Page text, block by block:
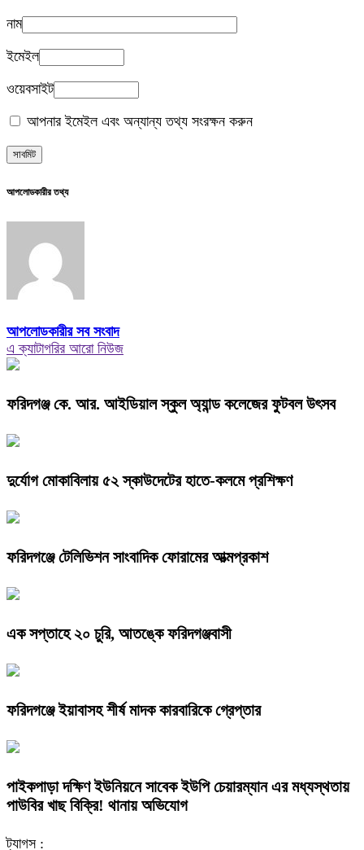
নাম
ইমেইল
ওয়েবসাইট
আপনার ইমেইল এবং অন্যান্য তথ্য সংরক্ষন করুন
আপলোডকারীর তথ্য
আপলোডকারীর সব সংবাদ
এ ক্যাটাগরির আরো নিউজ
ফরিদগঞ্জ কে. আর. আইডিয়াল স্কুল অ্যান্ড কলেজের ফুটবল উৎসব
দুর্যোগ মোকাবিলায় ৫২ স্কাউদেটের হাতে-কলমে প্রশিক্ষণ
ফরিদগঞ্জে টেলিভিশন সাংবাদিক ফোরামের আত্মপ্রকাশ
এক সপ্তাহে ২০ চুরি, আতঙ্কে ফরিদগঞ্জবাসী
ফরিদগঞ্জে ইয়াবাসহ শীর্ষ মাদক কারবারিকে গ্রেপ্তার
পাইকপাড়া দক্ষিণ ইউনিয়নে সাবেক ইউপি চেয়ারম্যান এর মধ্যস্থতায়
পাউবির খাছ বিক্রি! থানায় অভিযোগ
ট্যাগস :